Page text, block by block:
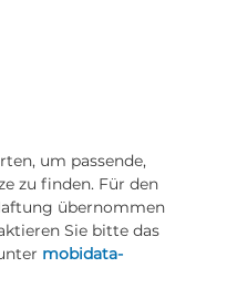
um passende,
zu finden. Für den
übernommen
Sie bitte das
mobidata-